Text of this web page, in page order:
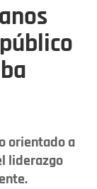
orientado a
liderazgo